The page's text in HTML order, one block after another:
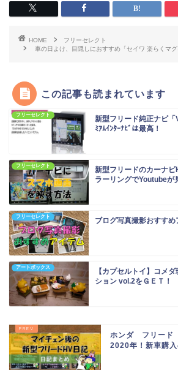
HOME
フリーセレクト
車の日よけ、目隠しにおすすめ「セイワ 楽らくマグ
この記事も読まれています
フリーセレクト
新型フリード純正ナビ「
ﾐｱﾑｲﾝﾀｰﾅﾋﾞは最高！
フリーセレクト
新型フリードのカーナビ
ラーリングでYoutubeが
フリーセレクト ブログ写真撮影おすすめ
アートボックス
【カプセルトイ】コメ
ション vol.2をＧＥＴ！
ホンダ フリード
2020年！新車購